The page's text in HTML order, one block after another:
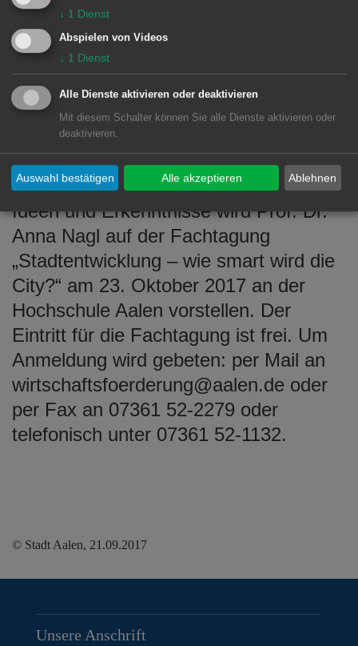
und Anregungen zu einer „Smart City
Aalen“ mit Fachleuten und Menschen
aus Ihrer Umgebung zu teilen und zu
kommentieren. Tragen Sie mit Ihrem
Beitrag und Ihren Ideen auf der Open
Innovation Plattform dazu bei, Aalen
noch „smarter“ zu machen.“ Info. Eine
Zusammenfassung der wesentlichen
Ideen und Erkenntnisse wird Prof. Dr.
Anna Nagl auf der Fachtagung
„Stadtentwicklung – wie smart wird die
City?“ am 23. Oktober 2017 an der
Hochschule Aalen vorstellen. Der
Eintritt für die Fachtagung ist frei. Um
Anmeldung wird gebeten: per Mail an
wirtschaftsfoerderung@aalen.de oder
per Fax an 07361 52-2279 oder
telefonisch unter 07361 52-1132.
© Stadt Aalen, 21.09.2017
Unsere Anschrift
↓ 1 Dienst
Abspielen von Videos
↓ 1 Dienst
Alle Dienste aktivieren oder deaktivieren
Mit diesem Schalter können Sie alle Dienste aktivieren oder
deaktivieren.
Ablehnen
Auswahl bestätigen Alle akzeptieren